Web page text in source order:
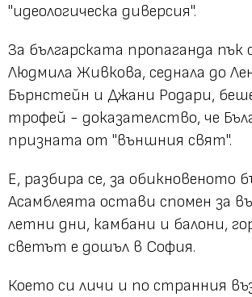
"идеологическа диверсия".
За българската пропаганда
Людмила Живкова, седнала до
Бърнстейн и Джани Родари,
трофей - доказателство, че
призната от "външния свят".
Е, разбира се, за обикновеното
Асамблеята остави спомен за
летни дни, камбани и балони,
светът е дошъл в София.
Което си личи и по странния